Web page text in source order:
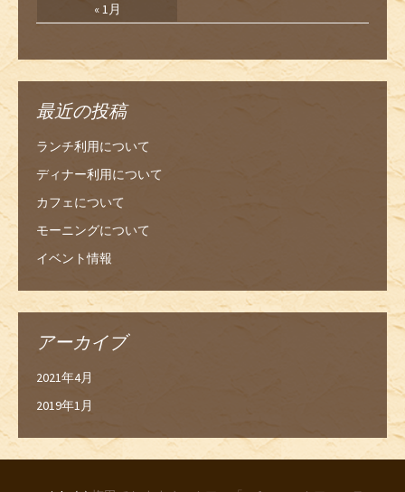
« 1月
最近の投稿
ランチ利用について
ディナー利用について
カフェについて
モーニングについて
イベント情報
アーカイブ
2021年4月
2019年1月